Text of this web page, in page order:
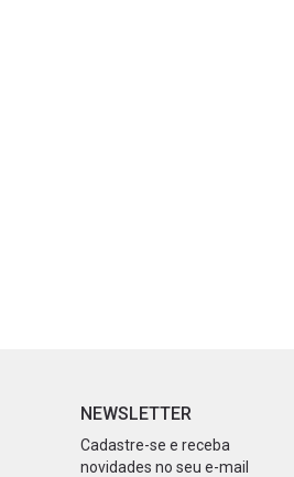
NEWSLETTER
Cadastre-se e receba
novidades no seu e-mail